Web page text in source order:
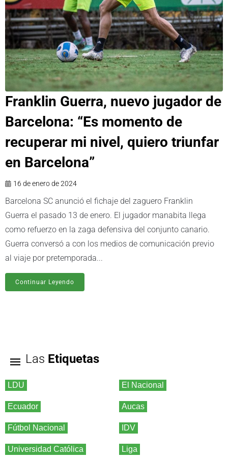
Franklin Guerra, nuevo jugador de
Barcelona: “Es momento de
recuperar mi nivel, quiero triunfar
en Barcelona”
16 de enero de 2024
Barcelona SC anunció el fichaje del zaguero Franklin
Guerra el pasado 13 de enero. El jugador manabita llega
como refuerzo en la zaga defensiva del conjunto canario.
Guerra conversó a con los medios de comunicación previo
al viaje por pretemporada...
Continuar Leyendo
Las Etiquetas
LDU El Nacional
Ecuador Aucas
Fútbol Nacional IDV
Universidad Católica Liga